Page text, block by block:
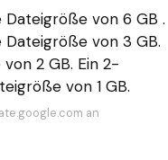
von 6 GB .
von 3 GB.
2 GB. Ein 2-
von 1 GB.
an